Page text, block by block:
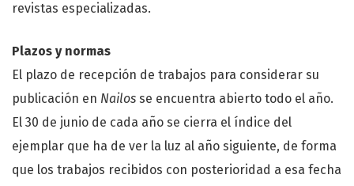
revistas especializadas.
Plazos y normas
El plazo de recepción de trabajos para considerar su
publicación en Nailos se encuentra abierto todo el año.
El 30 de junio de cada año se cierra el índice del
ejemplar que ha de ver la luz al año siguiente, de forma
que los trabajos recibidos con posterioridad a esa fecha